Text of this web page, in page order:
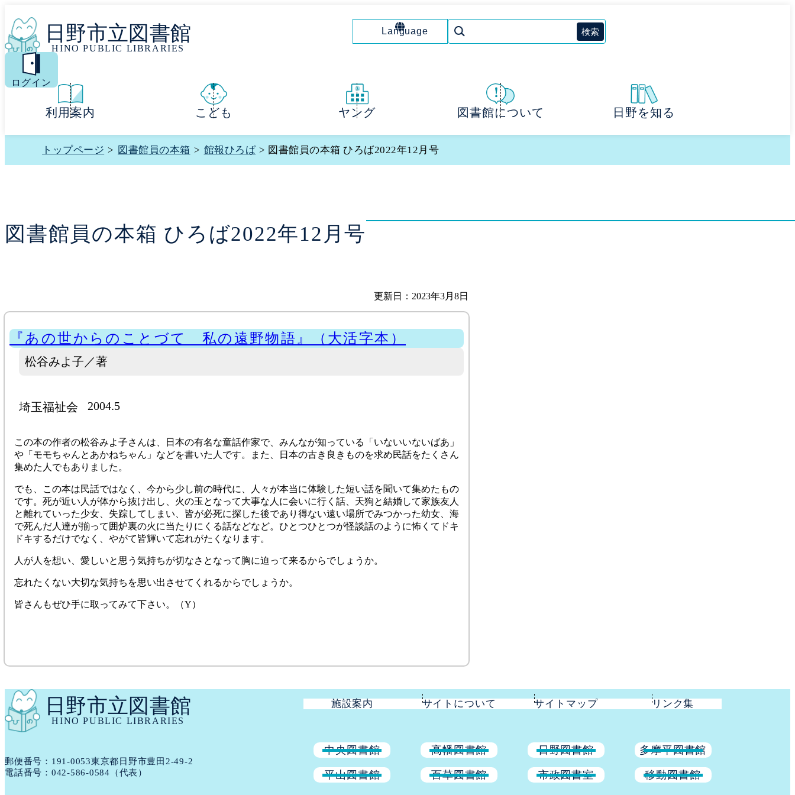
日野市立図書館
HINO PUBLIC LIBRARIES
Language
MENU
ログイン
利用案内 こども ヤング 図書館について 日野を知る
トップページ > 図書館員の本箱 > 館報ひろば > 図書館員の本箱 ひろば2022年12月号
図書館員の本箱 ひろば2022年12月号
更新日：2023年3月8日
『あの世からのことづて 私の遠野物語』（大活字本）
松谷みよ子／著
埼玉福祉会 2004.5
この本の作者の松谷みよ子さんは、日本の有名な童話作家で、みんなが知っている「いないいないばあ」
や「モモちゃんとあかねちゃん」などを書いた人です。また、日本の古き良きものを求め民話をたくさん
集めた人でもありました。
でも、この本は民話ではなく、今から少し前の時代に、人々が本当に体験した短い話を聞いて集めたもの
です。死が近い人が体から抜け出し、火の玉となって大事な人に会いに行く話、天狗と結婚して家族友人
と離れていった少女、失踪してしまい、皆が必死に探した後であり得ない遠い場所でみつかった幼女、海
で死んだ人達が揃って囲炉裏の火に当たりにくる話などなど。ひとつひとつが怪談話のように怖くてドキ
ドキするだけでなく、やがて皆輝いて忘れがたくなります。
人が人を想い、愛しいと思う気持ちが切なさとなって胸に迫って来るからでしょうか。
忘れたくない大切な気持ちを思い出させてくれるからでしょうか。
皆さんもぜひ手に取ってみて下さい。（Y）
日野市立図書館
HINO PUBLIC LIBRARIES
郵便番号：191​-​0053東京都日野市豊田2-49-2
電話番号： 042-586-0584 （代表）
施設案内 サイトについて サイトマップ リンク集
中央図書館 高幡図書館 日野図書館 多摩平図書館
平山図書館 百草図書館 市政図書室 移動図書館